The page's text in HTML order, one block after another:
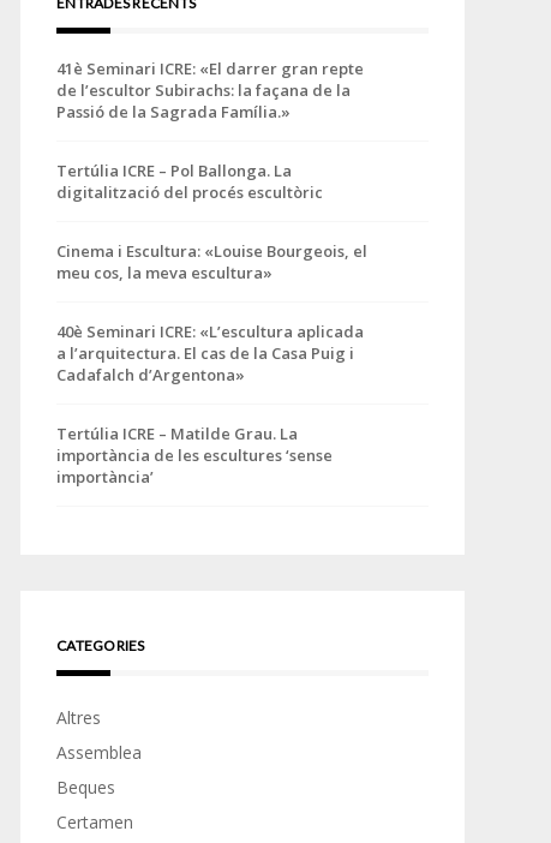
41è Seminari ICRE: «El darrer gran repte
de l’escultor Subirachs: la façana de la
Passió de la Sagrada Família.»
Tertúlia ICRE – Pol Ballonga. La
digitalització del procés escultòric
Cinema i Escultura: «Louise Bourgeois, el
meu cos, la meva escultura»
40è Seminari ICRE: «L’escultura aplicada
a l’arquitectura. El cas de la Casa Puig i
Cadafalch d’Argentona»
Tertúlia ICRE – Matilde Grau. La
importància de les escultures ‘sense
importància’
CATEGORIES
Altres
Assemblea
Beques
Certamen